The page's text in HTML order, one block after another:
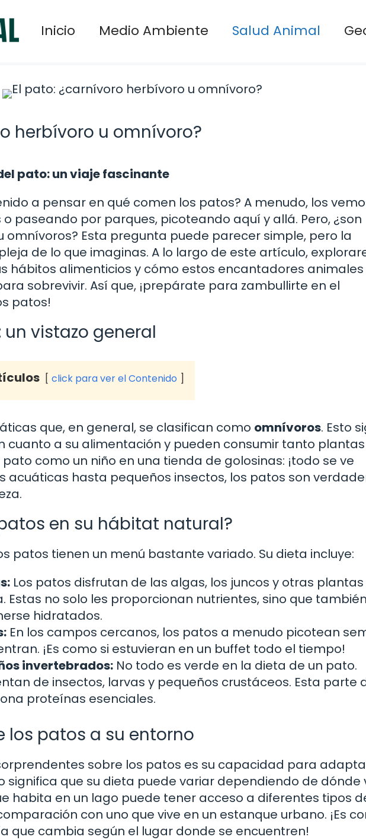
Inicio Medio Ambiente Salud Animal
herbívoro u omnívoro?
pato: un viaje fascinante
a pensar en qué comen los patos? A menudo, los
paseando por parques, picoteando aquí y allá. Pero, ¿son
omnívoros? Esta pregunta puede parecer simple, pero la
de lo que imaginas. A lo largo de este artículo,
hábitos alimenticios y cómo estos encantadores animales
sobrevivir. Así que, ¡prepárate para zambullirte en el
patos!
vistazo general
click para ver el Contenido
que, en general, se clasifican como omnívoros. Esto
cuanto a su alimentación y pueden consumir tanto
como un niño en una tienda de golosinas: ¡todo se ve
acuáticas hasta pequeños insectos, los patos son
en su hábitat natural?
patos tienen un menú bastante variado. Su dieta incluye:
Los patos disfrutan de las algas, los juncos y otras
Estas no solo les proporcionan nutrientes, sino que
hidratados.
En los campos cercanos, los patos a menudo picotean
¡Es como si estuvieran en un buffet todo el tiempo!
invertebrados: No todo es verde en la dieta de un pato.
de insectos, larvas y pequeños crustáceos. Esta parte
proteínas esenciales.
los patos a su entorno
sobre los patos es su capacidad para
significa que su dieta puede variar dependiendo de dónde
habita en un lago puede tener acceso a diferentes tipos
con uno que vive en un estanque urbano. ¡Es
que cambia según el lugar donde se encuentren!